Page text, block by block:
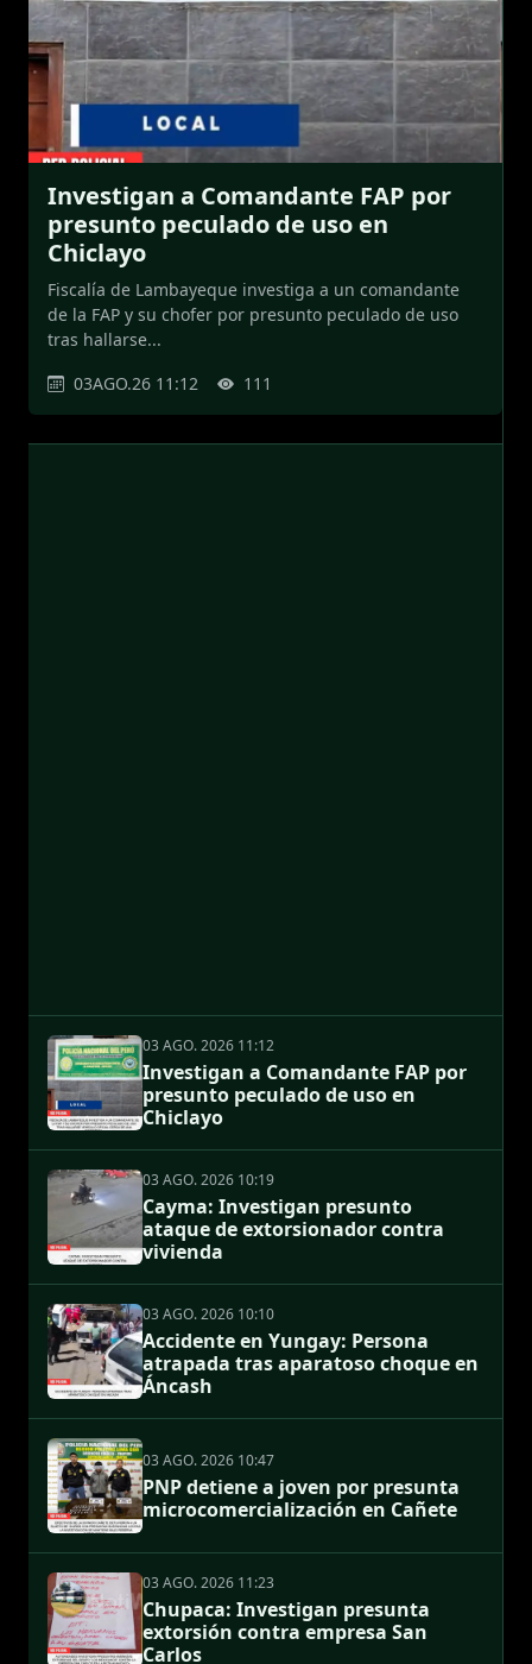
Investigan a Comandante FAP por
presunto peculado de uso en
Chiclayo
Fiscalía de Lambayeque investiga a un comandante
de la FAP y su chofer por presunto peculado de uso
tras hallarse...
03AGO.26 11:12
111
03 AGO. 2026 11:12
Investigan a Comandante FAP por
presunto peculado de uso en
Chiclayo
03 AGO. 2026 10:19
Cayma: Investigan presunto
ataque de extorsionador contra
vivienda
03 AGO. 2026 10:10
Accidente en Yungay: Persona
atrapada tras aparatoso choque en
Áncash
03 AGO. 2026 10:47
PNP detiene a joven por presunta
microcomercialización en Cañete
03 AGO. 2026 11:23
Chupaca: Investigan presunta
extorsión contra empresa San
Carlos